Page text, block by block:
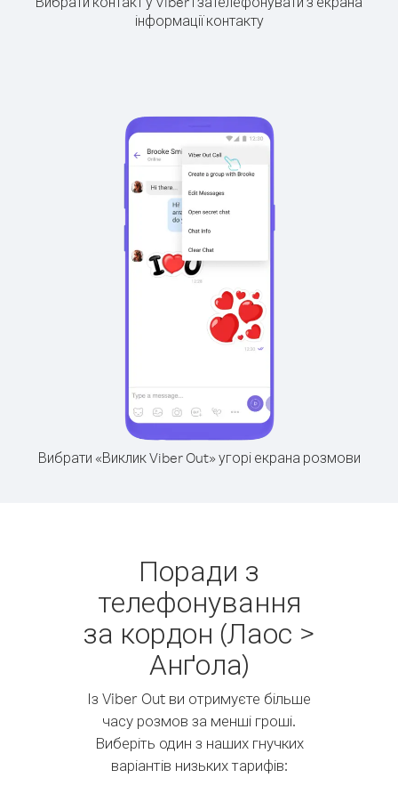
інформації контакту
Вибрати «Виклик Viber Out» угорі екрана розмови
Поради з
телефонування
за кордон (Лаос >
Анґола)
Із Viber Out ви отримуєте більше
часу розмов за менші гроші.
Виберіть один з наших гнучких
варіантів низьких тарифів: